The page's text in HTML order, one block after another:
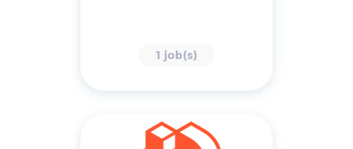
1 job(s)